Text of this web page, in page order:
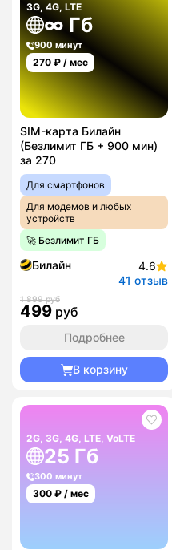
3G, 4G, LTE
∞ Гб
900 минут
270 ₽ / мес
SIM-карта Билайн
(Безлимит ГБ + 900 мин)
за 270
Для смартфонов
Для модемов и любых
устройств
🚀 Безлимит ГБ
Билайн
4.6
41 отзыв
1 899 руб
499 руб
Подробнее
В корзину
2G, 3G, 4G, LTE, VoLTE
25 Гб
300 минут
300 ₽ / мес